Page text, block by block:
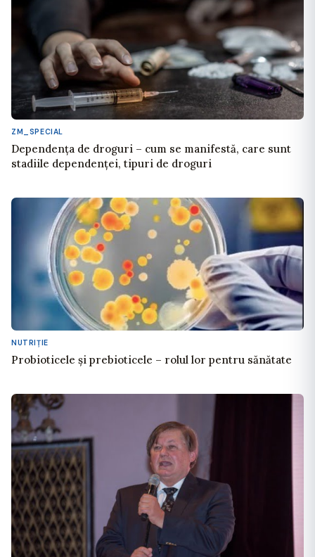
ZM_SPECIAL
Dependența de droguri – cum se manifestă, care sunt
stadiile dependenței, tipuri de droguri
NUTRIŢIE
Probioticele și prebioticele – rolul lor pentru sănătate